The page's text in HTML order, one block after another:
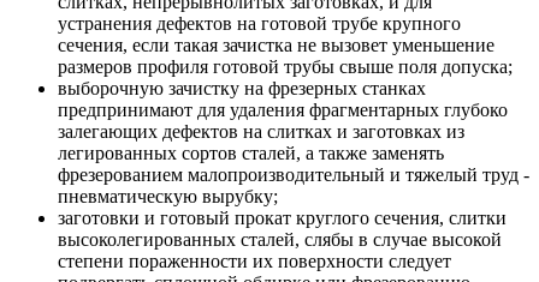
устранения дефектов на готовой трубе крупного
сечения, если такая зачистка не вызовет уменьшение
размеров профиля готовой трубы свыше поля допуска;
выборочную зачистку на фрезерных станках
предпринимают для удаления фрагментарных глубоко
залегающих дефектов на слитках и заготовках из
легированных сортов сталей, а также заменять
фрезерованием малопроизводительный и тяжелый труд -
пневматическую вырубку;
заготовки и готовый прокат круглого сечения, слитки
высоколегированных сталей, слябы в случае высокой
степени пораженности их поверхности следует